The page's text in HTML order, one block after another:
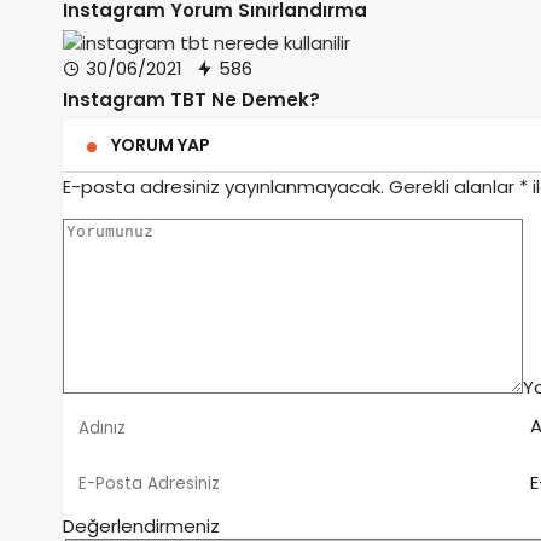
Instagram Yorum Sınırlandırma
30/06/2021
586
Instagram TBT Ne Demek?
YORUM YAP
E-posta adresiniz yayınlanmayacak. Gerekli alanlar *
Değerlendirmeniz